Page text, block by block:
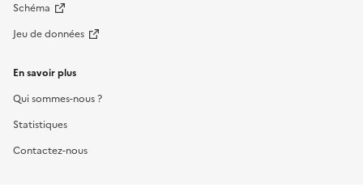
Schéma
Jeu de données
En savoir plus
Qui sommes-nous ?
Statistiques
Contactez-nous